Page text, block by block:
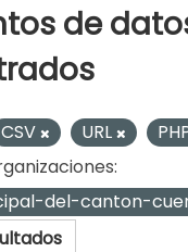
de
CSV URL
del-canton-